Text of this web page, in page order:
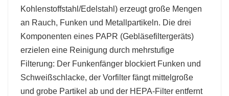
Kohlenstoffstahl/Edelstahl) erzeugt große Mengen
an Rauch, Funken und Metallpartikeln. Die drei
Komponenten eines PAPR (Gebläsefiltergeräts)
erzielen eine Reinigung durch mehrstufige
Filterung: Der Funkenfänger blockiert Funken und
Schweißschlacke, der Vorfilter fängt mittelgroße
und grobe Partikel ab und der HEPA-Filter entfernt